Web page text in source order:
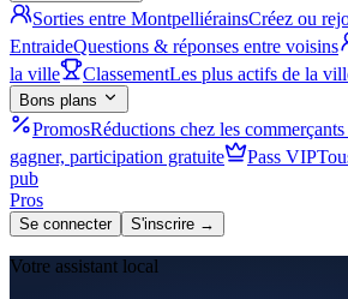
Sorties entre MontpelliérainsCréez ou
EntraideQuestions & réponses entre voisins
la ville
ClassementLes plus actifs de la
Bons plans
PromosRéductions chez les commerçants
gagner, participation gratuite
Pass VIP
pub
Pros
Se connecter S'inscrire →
Votre assistant local